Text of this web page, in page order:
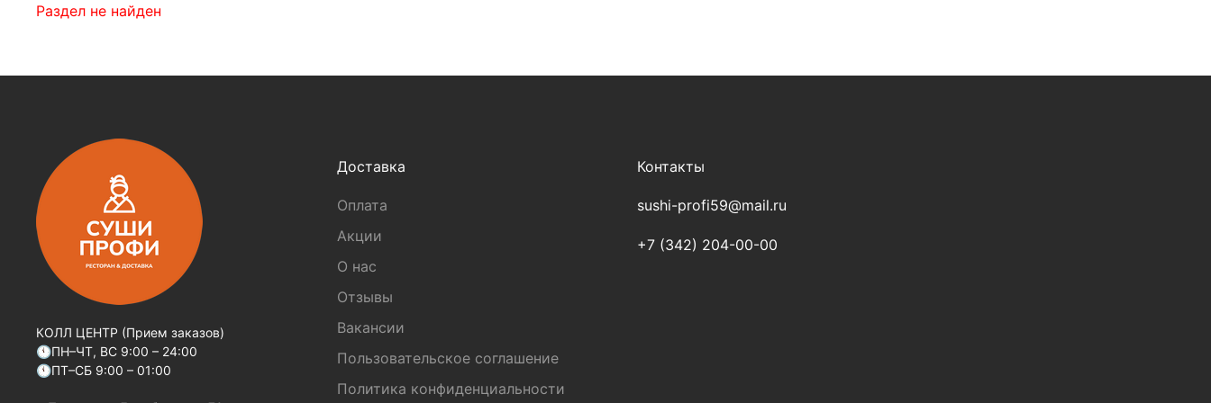
Раздел не найден
КОЛЛ ЦЕНТР (Прием заказов)
🕚ПН–ЧТ, ВС 9:00 – 24:00
🕚ПТ–СБ 9:00 – 01:00
Доставка
Оплата
Акции
О нас
Отзывы
Вакансии
Пользовательское соглашение
Политика конфиденциальности
Контакты
sushi-profi59@mail.ru
+7 (342) 204-00-00